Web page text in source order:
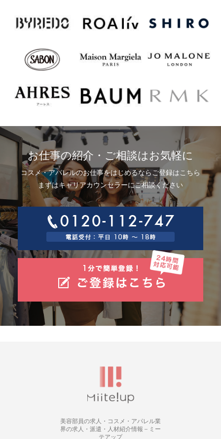
お仕事の紹介・ご相談はお気軽に
コスメ・アパレルのお仕事をはじめるならご登録はこちら
まずはキャリアカウンセラーにご相談ください
美容部員の求人・コスメ・アパレル業
界の求人・派遣・人材紹介情報 – ミー
テアップ